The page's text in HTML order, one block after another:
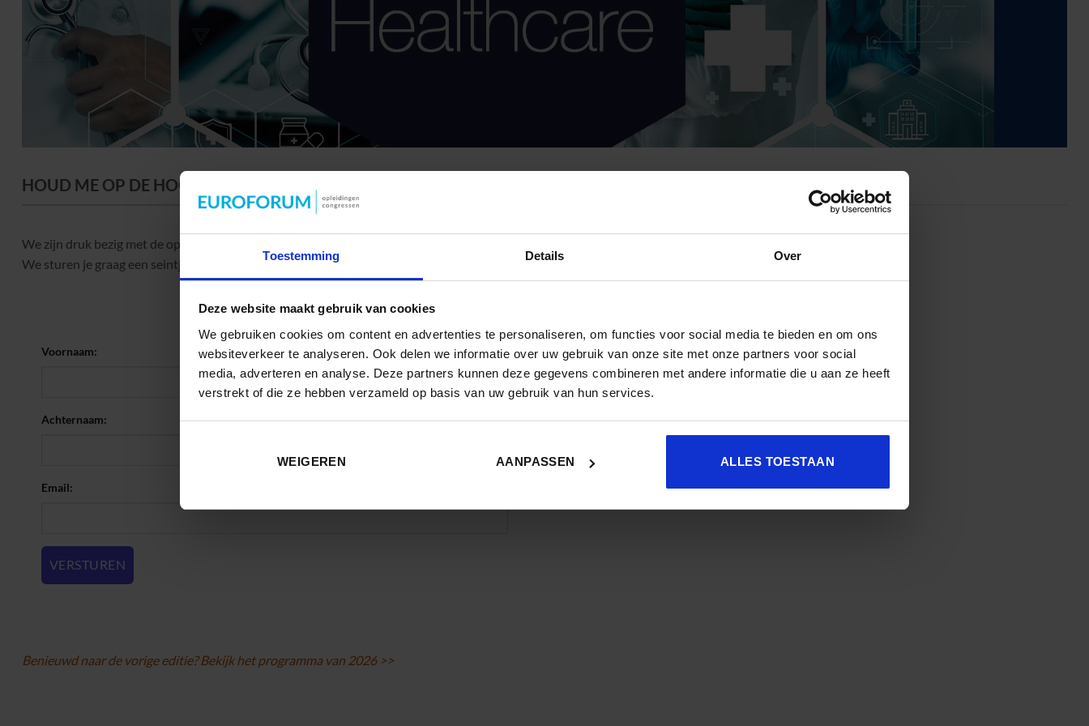
Toestemming Details Over
Deze website maakt gebruik van cookies
We gebruiken cookies om content en advertenties te personaliseren, om functies voor social media te bieden en om ons
websiteverkeer te analyseren. Ook delen we informatie over uw gebruik van onze site met onze partners voor social
media, adverteren en analyse. Deze partners kunnen deze gegevens combineren met andere informatie die u aan ze heeft
verstrekt of die ze hebben verzameld op basis van uw gebruik van hun services.
WEIGEREN AANPASSEN ALLES TOESTAAN
HOUD ME OP DE HOOGTE VAN 2027
We zijn druk bezig met de opzet van het Data Driven Healthcare Congres 2027: meer inhoud, meer praktijkcases.
We sturen je graag een seintje zodra er meer bekend is.
Voornaam:
Achternaam:
Email:
Benieuwd naar de vorige editie? Bekijk het programma van 2026 >>